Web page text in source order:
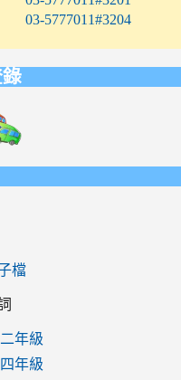
03-5777011#3204
https://elem.nehs.hc.edu.tw/
檔
二年級
四年級